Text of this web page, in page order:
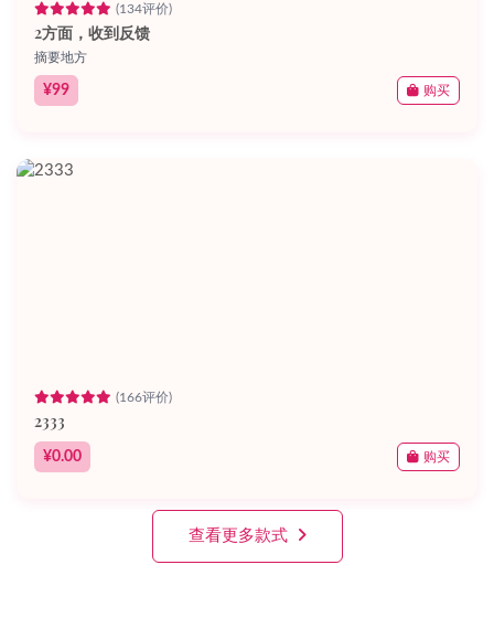
(134评价)
2方面，收到反馈
摘要地方
¥99 购买
(166评价)
2333
¥0.00 购买
查看更多款式